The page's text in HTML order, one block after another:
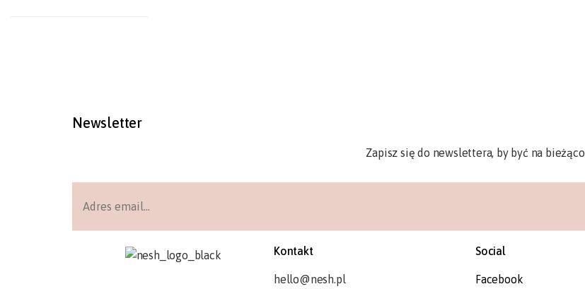
Newsletter
Zapisz się do newslettera, by być na bieżąco
Kontakt
hello@nesh.pl
Social
Facebook